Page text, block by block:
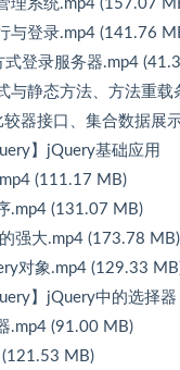
理系统.mp4 (157.07
与登录.mp4 (141.76
登录服务器.mp4
与静态方法、方法重载
器接口、集合数据展
】jQuery基础应用
(111.17 MB)
.mp4 (131.07 MB)
强大.mp4 (173.78 MB)
对象.mp4 (129.33
】jQuery中的选择器
.mp4 (91.00 MB)
MB)